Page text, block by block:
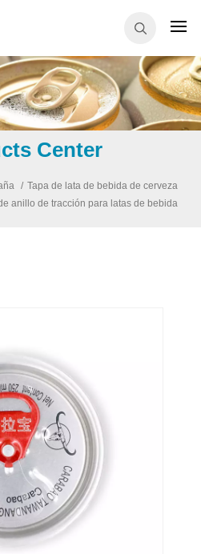
Center
/ Tapa de lata de bebida de cerveza
anillo de tracción para latas de bebida
Bebida De
De Aluminio
De
De Bebida
latas de bebidas Lata de 2 piezas